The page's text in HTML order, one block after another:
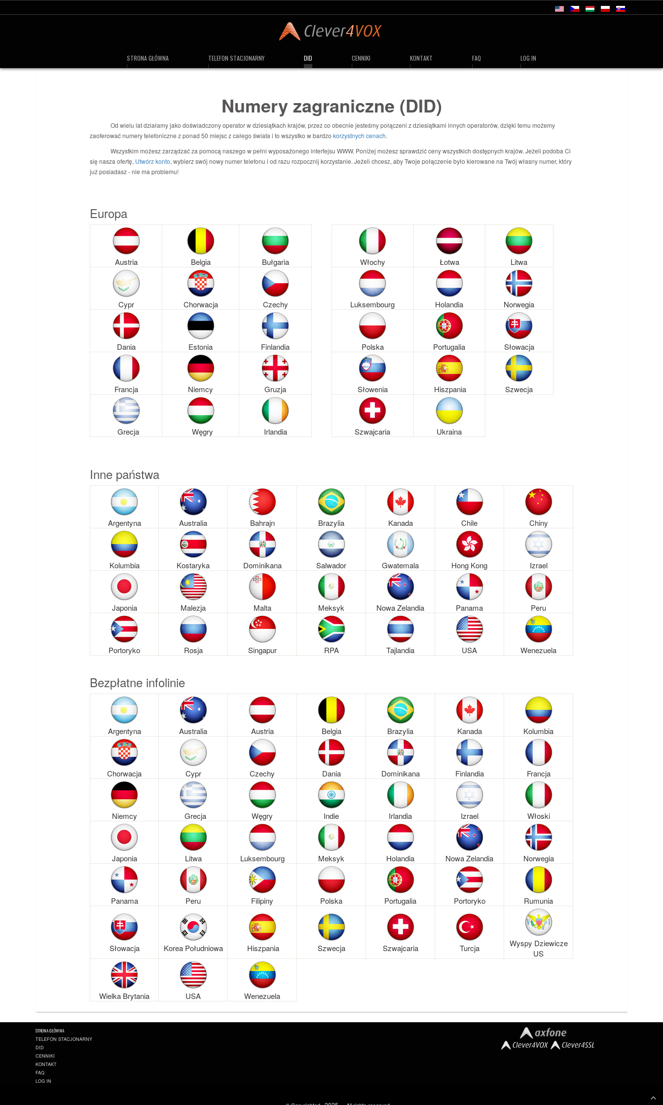
STRONA GŁÓWNA TELEFON STACJONARNY DID CENNIKI KONTAKT FAQ LOG IN
Numery zagraniczne (DID)
Od wielu lat działamy jako doświadczony operator w dziesiątkach krajów, przez co obecnie jesteśmy połączeni z dziesiątkami innych operatorów, dzięki temu możemy
zaoferować numery telefoniczne z ponad 50 miejsc z całego świata i to wszystko w bardzo korzystnych cenach.
Wszystkim możesz zarządzać za pomocą naszego w pełni wyposażonego interfejsu WWW. Poniżej możesz sprawdzić ceny wszystkich dostępnych krajów. Jeżeli podoba Ci
się nasza ofertę, Utwórz konto, wybierz swój nowy numer telefonu i od razu rozpocznij korzystanie. Jeżeli chcesz, aby Twoje połączenie było kierowane na Twój własny numer, który
już posiadasz - nie ma problemu!
Europa
Austria Belgia Bułgaria
Cypr Chorwacja Czechy
Dania Estonia Finlandia
Francja Niemcy Gruzja
Grecja Węgry Irlandia
Włochy Łotwa Litwa
Luksembourg Holandia Norwegia
Polska Portugalia Słowacja
Słowenia Hiszpania Szwecja
Szwajcaria Ukraina
Inne państwa
Argentyna Australia Bahrajn Brazylia Kanada Chile Chiny
Kolumbia Kostaryka Dominikana Salwador Gwatemala Hong Kong Izrael
Japonia Malezja Malta Meksyk Nowa Zelandia Panama Peru
Portoryko Rosja Singapur RPA Tajlandia USA Wenezuela
Bezpłatne infolinie
Argentyna Australia Austria Belgia Brazylia Kanada Kolumbia
Chorwacja Cypr Czechy Dania Dominikana Finlandia Francja
Niemcy Grecja Węgry Indie Irlandia Izrael Włoski
Japonia Litwa Luksembourg Meksyk Holandia Nowa Zelandia Norwegia
Panama Peru Filipiny Polska Portugalia Portoryko Rumunia
Słowacja Korea Południowa Hiszpania Szwecja Szwajcaria Turcja
Wyspy Dziewicze
US
Wielka Brytania USA Wenezuela
STRONA GŁÓWNA
TELEFON STACJONARNY
DID
CENNIKI
KONTAKT
FAQ
LOG IN